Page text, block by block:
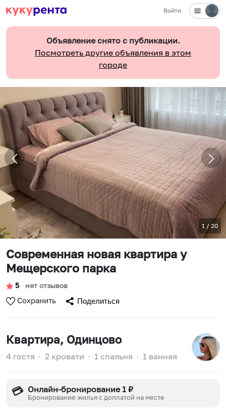
Войти
Объявление снято с публикации.
Посмотреть другие объявления в этом
городе
1 /20
Современная новая квартира у
Мещерского парка
5 ∙ нет отзывов
Сохранить Поделиться
Квартира, Одинцово
4 гостя ∙ 2 кровати ∙ 1 спальня ∙ 1 ванная
💳 Онлайн-бронирование 1 ₽
Бронирование жилья с доплатой на месте